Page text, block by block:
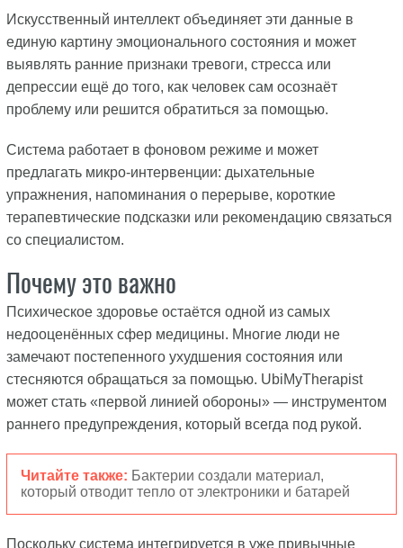
Искусственный интеллект объединяет эти данные в
единую картину эмоционального состояния и может
выявлять ранние признаки тревоги, стресса или
депрессии ещё до того, как человек сам осознаёт
проблему или решится обратиться за помощью.
Система работает в фоновом режиме и может
предлагать микро-интервенции: дыхательные
упражнения, напоминания о перерыве, короткие
терапевтические подсказки или рекомендацию связаться
со специалистом.
Почему это важно
Психическое здоровье остаётся одной из самых
недооценённых сфер медицины. Многие люди не
замечают постепенного ухудшения состояния или
стесняются обращаться за помощью. UbiMyTherapist
может стать «первой линией обороны» — инструментом
раннего предупреждения, который всегда под рукой.
Читайте также: Бактерии создали материал,
который отводит тепло от электроники и батарей
Поскольку система интегрируется в уже привычные